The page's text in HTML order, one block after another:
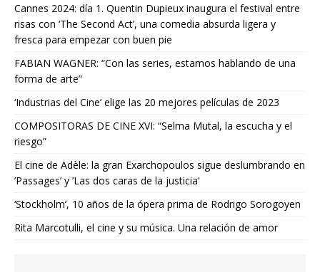
Cannes 2024: día 1. Quentin Dupieux inaugura el festival entre
risas con ‘The Second Act’, una comedia absurda ligera y
fresca para empezar con buen pie
FABIAN WAGNER: “Con las series, estamos hablando de una
forma de arte”
‘Industrias del Cine’ elige las 20 mejores películas de 2023
COMPOSITORAS DE CINE XVI: “Selma Mutal, la escucha y el
riesgo”
El cine de Adèle: la gran Exarchopoulos sigue deslumbrando en
’Passages’ y ’Las dos caras de la justicia’
‘Stockholm’, 10 años de la ópera prima de Rodrigo Sorogoyen
Rita Marcotulli, el cine y su música. Una relación de amor